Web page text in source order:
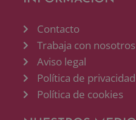
Contacto
Trabaja con nosotros
Aviso legal
Política de privacidad
Política de cookies